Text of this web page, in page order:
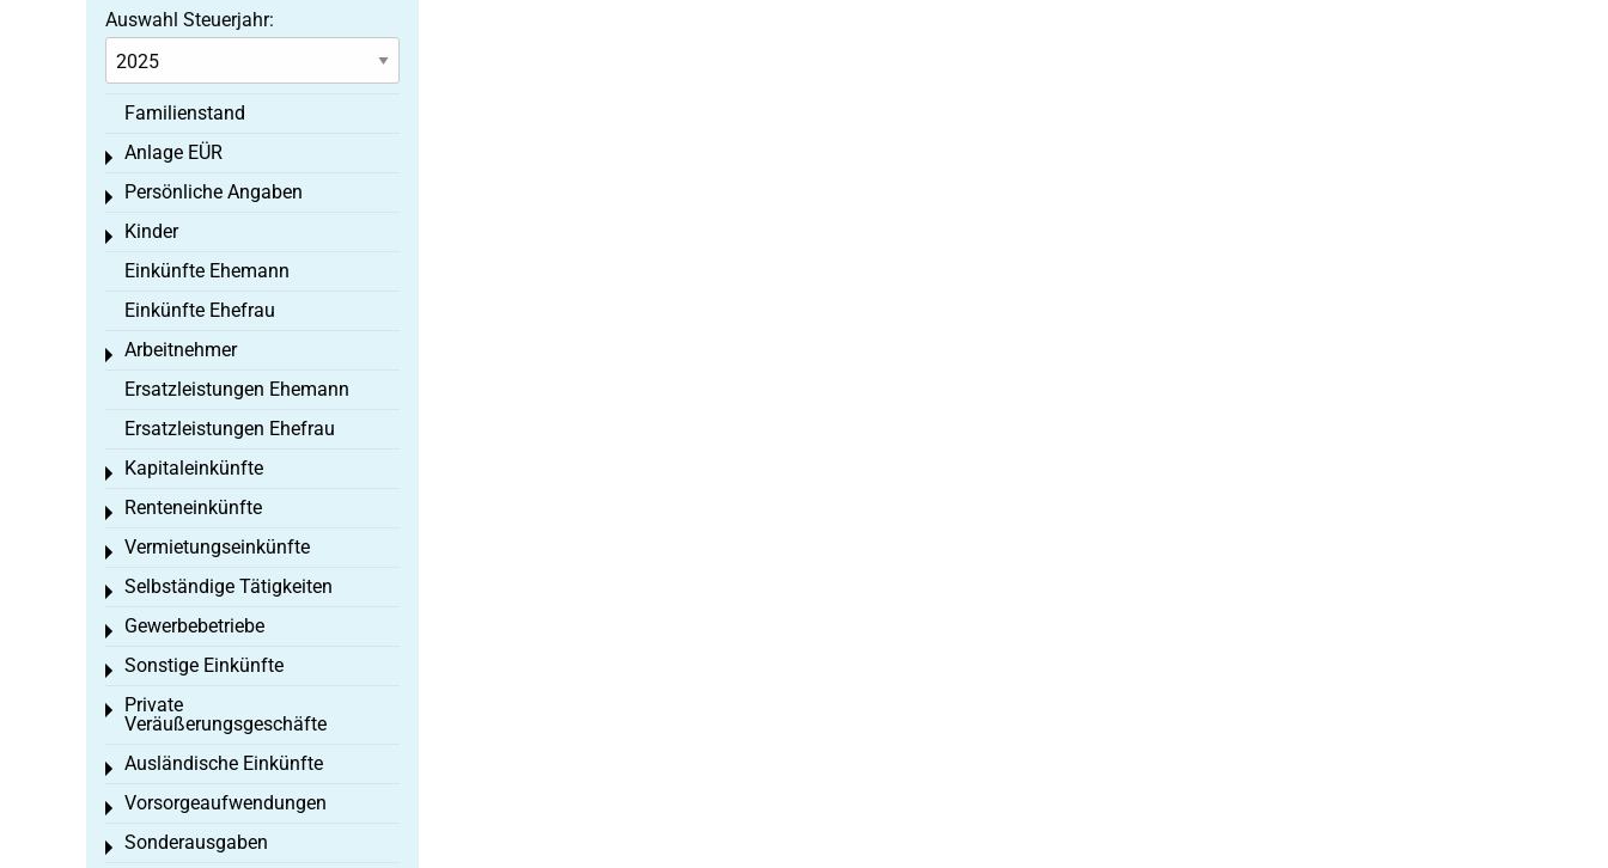
Auswahl Steuerjahr:
Familienstand
Anlage EÜR
Toggle menu
Persönliche Angaben
Toggle menu
Kinder
Toggle menu
Einkünfte Ehemann
Einkünfte Ehefrau
Arbeitnehmer
Toggle menu
Ersatzleistungen Ehemann
Ersatzleistungen Ehefrau
Kapitaleinkünfte
Toggle menu
Renteneinkünfte
Toggle menu
Vermietungseinkünfte
Toggle menu
Selbständige Tätigkeiten
Toggle menu
Gewerbebetriebe
Toggle menu
Sonstige Einkünfte
Toggle menu
Private
Veräußerungsgeschäfte
Toggle menu
Ausländische Einkünfte
Toggle menu
Vorsorgeaufwendungen
Toggle menu
Sonderausgaben
Toggle menu